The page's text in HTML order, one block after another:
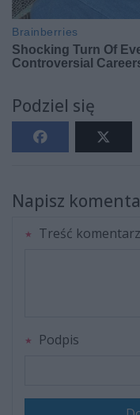
Podziel się
Napisz
Treść
Podpis